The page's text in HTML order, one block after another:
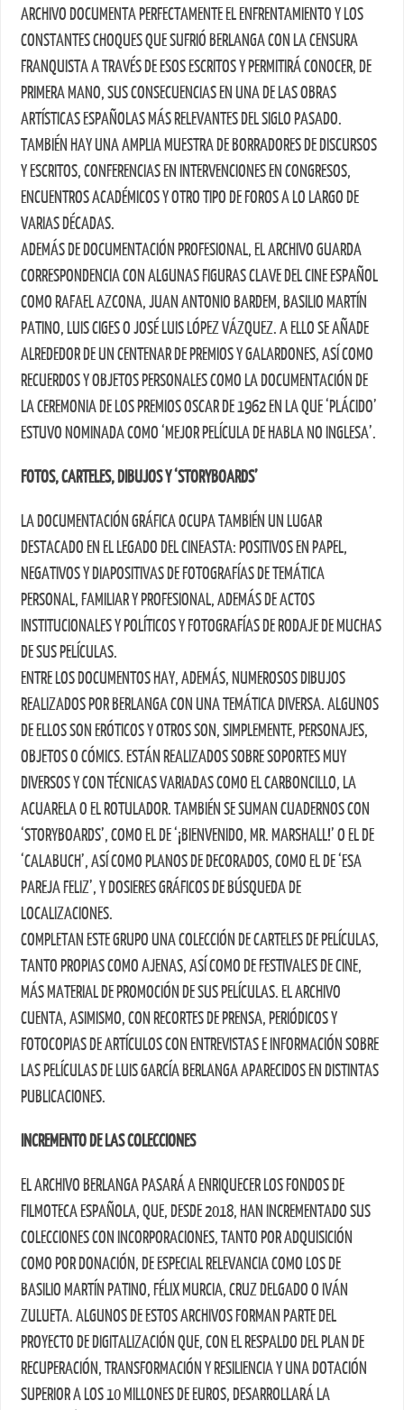
ARCHIVO DOCUMENTA PERFECTAMENTE EL ENFRENTAMIENTO Y LOS
CONSTANTES CHOQUES QUE SUFRIÓ BERLANGA CON LA CENSURA
FRANQUISTA A TRAVÉS DE ESOS ESCRITOS Y PERMITIRÁ CONOCER, DE
PRIMERA MANO, SUS CONSECUENCIAS EN UNA DE LAS OBRAS
ARTÍSTICAS ESPAÑOLAS MÁS RELEVANTES DEL SIGLO PASADO.
TAMBIÉN HAY UNA AMPLIA MUESTRA DE BORRADORES DE DISCURSOS
Y ESCRITOS, CONFERENCIAS EN INTERVENCIONES EN CONGRESOS,
ENCUENTROS ACADÉMICOS Y OTRO TIPO DE FOROS A LO LARGO DE
VARIAS DÉCADAS.
ADEMÁS DE DOCUMENTACIÓN PROFESIONAL, EL ARCHIVO GUARDA
CORRESPONDENCIA CON ALGUNAS FIGURAS CLAVE DEL CINE ESPAÑOL
COMO RAFAEL AZCONA, JUAN ANTONIO BARDEM, BASILIO MARTÍN
PATINO, LUIS CIGES O JOSÉ LUIS LÓPEZ VÁZQUEZ. A ELLO SE AÑADE
ALREDEDOR DE UN CENTENAR DE PREMIOS Y GALARDONES, ASÍ COMO
RECUERDOS Y OBJETOS PERSONALES COMO LA DOCUMENTACIÓN DE
LA CEREMONIA DE LOS PREMIOS OSCAR DE 1962 EN LA QUE ‘PLÁCIDO’
ESTUVO NOMINADA COMO ‘MEJOR PELÍCULA DE HABLA NO INGLESA’.
FOTOS, CARTELES, DIBUJOS Y ‘STORYBOARDS’
LA DOCUMENTACIÓN GRÁFICA OCUPA TAMBIÉN UN LUGAR
DESTACADO EN EL LEGADO DEL CINEASTA: POSITIVOS EN PAPEL,
NEGATIVOS Y DIAPOSITIVAS DE FOTOGRAFÍAS DE TEMÁTICA
PERSONAL, FAMILIAR Y PROFESIONAL, ADEMÁS DE ACTOS
INSTITUCIONALES Y POLÍTICOS Y FOTOGRAFÍAS DE RODAJE DE MUCHAS
DE SUS PELÍCULAS.
ENTRE LOS DOCUMENTOS HAY, ADEMÁS, NUMEROSOS DIBUJOS
REALIZADOS POR BERLANGA CON UNA TEMÁTICA DIVERSA. ALGUNOS
DE ELLOS SON ERÓTICOS Y OTROS SON, SIMPLEMENTE, PERSONAJES,
OBJETOS O CÓMICS. ESTÁN REALIZADOS SOBRE SOPORTES MUY
DIVERSOS Y CON TÉCNICAS VARIADAS COMO EL CARBONCILLO, LA
ACUARELA O EL ROTULADOR. TAMBIÉN SE SUMAN CUADERNOS CON
‘STORYBOARDS’, COMO EL DE ‘¡BIENVENIDO, MR. MARSHALL!’ O EL DE
‘CALABUCH’, ASÍ COMO PLANOS DE DECORADOS, COMO EL DE ‘ESA
PAREJA FELIZ’, Y DOSIERES GRÁFICOS DE BÚSQUEDA DE
LOCALIZACIONES.
COMPLETAN ESTE GRUPO UNA COLECCIÓN DE CARTELES DE PELÍCULAS,
TANTO PROPIAS COMO AJENAS, ASÍ COMO DE FESTIVALES DE CINE,
MÁS MATERIAL DE PROMOCIÓN DE SUS PELÍCULAS. EL ARCHIVO
CUENTA, ASIMISMO, CON RECORTES DE PRENSA, PERIÓDICOS Y
FOTOCOPIAS DE ARTÍCULOS CON ENTREVISTAS E INFORMACIÓN SOBRE
LAS PELÍCULAS DE LUIS GARCÍA BERLANGA APARECIDOS EN DISTINTAS
PUBLICACIONES.
INCREMENTO DE LAS COLECCIONES
EL ARCHIVO BERLANGA PASARÁ A ENRIQUECER LOS FONDOS DE
FILMOTECA ESPAÑOLA, QUE, DESDE 2018, HAN INCREMENTADO SUS
COLECCIONES CON INCORPORACIONES, TANTO POR ADQUISICIÓN
COMO POR DONACIÓN, DE ESPECIAL RELEVANCIA COMO LOS DE
BASILIO MARTÍN PATINO, FÉLIX MURCIA, CRUZ DELGADO O IVÁN
ZULUETA. ALGUNOS DE ESTOS ARCHIVOS FORMAN PARTE DEL
PROYECTO DE DIGITALIZACIÓN QUE, CON EL RESPALDO DEL PLAN DE
RECUPERACIÓN, TRANSFORMACIÓN Y RESILIENCIA Y UNA DOTACIÓN
SUPERIOR A LOS 10 MILLONES DE EUROS, DESARROLLARÁ LA